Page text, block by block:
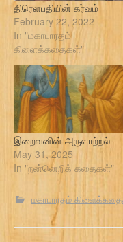
திரௌபதியின் கர்வம்
February 22, 2022
In "மகாபாரதம்
கிளைக்கதைகள்"
இறைவனின் அருளாற்றல்
May 31, 2025
In "நன்னெறிக் கதைகள்"
மகாபாரதம்